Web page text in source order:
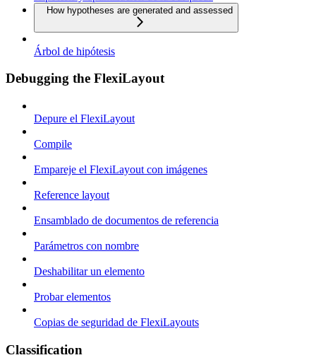
How hypotheses are generated and assessed
Árbol de hipótesis
Debugging the FlexiLayout
Depure el FlexiLayout
Compile
Empareje el FlexiLayout con imágenes
Reference layout
Ensamblado de documentos de referencia
Parámetros con nombre
Deshabilitar un elemento
Probar elementos
Copias de seguridad de FlexiLayouts
Classification